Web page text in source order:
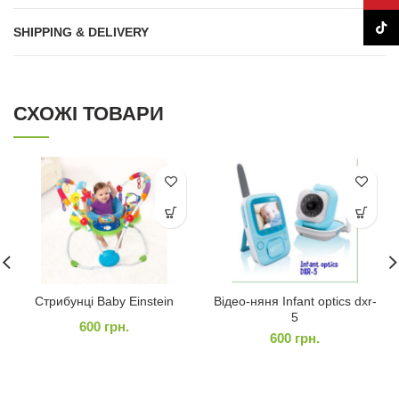
SHIPPING & DELIVERY
СХОЖІ ТОВАРИ
Стрибунці Baby Einstein
600 грн.
Відео-няня Іnfant optics dxr-
5
600 грн.